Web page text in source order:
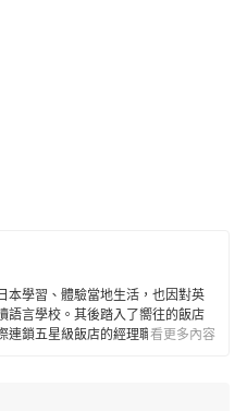
本學習、體驗當地生活，也因對英
語言學校。其後踏入了嚮往的飯店
連鎖五星級飯店的經理職，因此對
看更多內容